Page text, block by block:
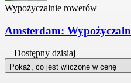
Wypożyczalnie rowerów
Amsterdam:
Dostępny dzisiaj
Pokaż, co jest wliczone w cenę